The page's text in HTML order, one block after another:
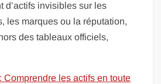
d’actifs invisibles sur les
les marques ou la réputation,
des tableaux officiels,
Comprendre les actifs en toute